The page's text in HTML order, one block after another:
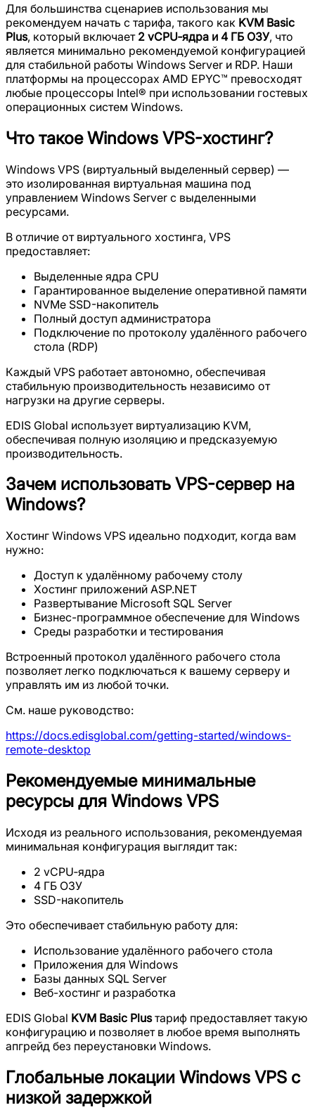
Для большинства сценариев использования мы
рекомендуем начать с тарифа, такого как KVM Basic
Plus, который включает 2 vCPU‑ядра и 4 ГБ ОЗУ, что
является минимально рекомендуемой конфигурацией
для стабильной работы Windows Server и RDP. Наши
платформы на процессорах AMD EPYC™ превосходят
любые процессоры Intel® при использовании гостевых
операционных систем Windows.
Что такое Windows VPS-хостинг?
Windows VPS (виртуальный выделенный сервер) —
это изолированная виртуальная машина под
управлением Windows Server с выделенными
ресурсами.
В отличие от виртуального хостинга, VPS
предоставляет:
Выделенные ядра CPU
Гарантированное выделение оперативной памяти
NVMe SSD-накопитель
Полный доступ администратора
Подключение по протоколу удалённого рабочего
стола (RDP)
Каждый VPS работает автономно, обеспечивая
стабильную производительность независимо от
нагрузки на другие серверы.
EDIS Global использует виртуализацию KVM,
обеспечивая полную изоляцию и предсказуемую
производительность.
Зачем использовать VPS-сервер на
Windows?
Хостинг Windows VPS идеально подходит, когда вам
нужно:
Доступ к удалённому рабочему столу
Хостинг приложений ASP.NET
Развертывание Microsoft SQL Server
Бизнес-программное обеспечение для Windows
Среды разработки и тестирования
Встроенный протокол удалённого рабочего стола
позволяет легко подключаться к вашему серверу и
управлять им из любой точки.
См. наше руководство:
https://docs.edisglobal.com/getting-started/windows-
remote-desktop
Рекомендуемые минимальные
ресурсы для Windows VPS
Исходя из реального использования, рекомендуемая
минимальная конфигурация выглядит так:
2 vCPU‑ядра
4 ГБ ОЗУ
SSD-накопитель
Это обеспечивает стабильную работу для:
Использование удалённого рабочего стола
Приложения для Windows
Базы данных SQL Server
Веб-хостинг и разработка
EDIS Global KVM Basic Plusтариф предоставляет такую
конфигурацию и позволяет в любое время выполнять
апгрейд без переустановки Windows.
Глобальные локации Windows VPS с
низкой задержкой